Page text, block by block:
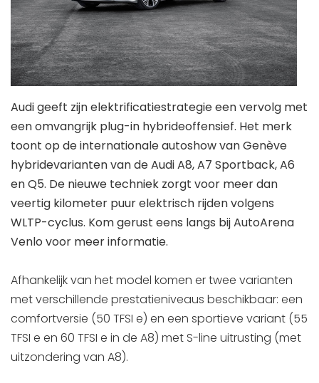
Audi geeft zijn elektrificatiestrategie een vervolg met
een omvangrijk plug-in hybrideoffensief. Het merk
toont op de internationale autoshow van Genève
hybridevarianten van de Audi A8, A7 Sportback, A6
en Q5. De nieuwe techniek zorgt voor meer dan
veertig kilometer puur elektrisch rijden volgens
WLTP-cyclus. Kom gerust eens langs bij AutoArena
Venlo voor meer informatie.
Afhankelijk van het model komen er twee varianten
met verschillende prestatieniveaus beschikbaar: een
comfortversie (50 TFSI e) en een sportieve variant (55
TFSI e en 60 TFSI e in de A8) met S-line uitrusting (met
uitzondering van A8).